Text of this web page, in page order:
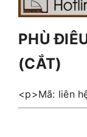
PHÙ
(CẮT)
<p>Mã: liên